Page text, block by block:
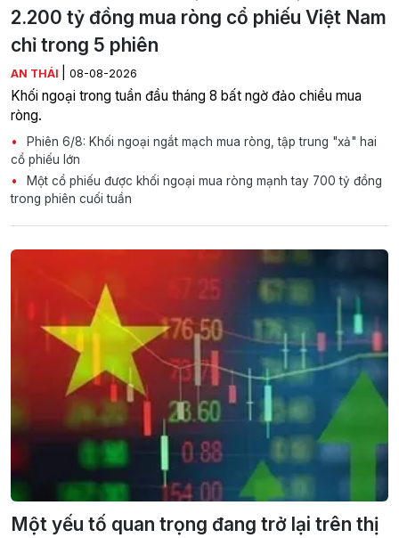
2.200 tỷ đồng mua ròng cổ phiếu Việt Nam
chỉ trong 5 phiên
AN THÁI 08-08-2026
Khối ngoại trong tuần đầu tháng 8 bất ngờ đảo chiều mua
ròng.
Phiên 6/8: Khối ngoại ngắt mạch mua ròng, tập trung "xả" hai
cổ phiếu lớn
Một cổ phiếu được khối ngoại mua ròng mạnh tay 700 tỷ đồng
trong phiên cuối tuần
Một yếu tố quan trọng đang trở lại trên thị